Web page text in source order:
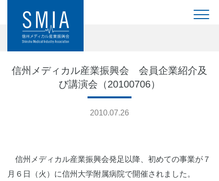
信州メディカル産業振興会 会員企業紹介及
び講演会（20100706）
2010.07.26
信州メディカル産業振興会発足以降、初めての事業が７
月６日（火）に信州大学附属病院で開催されました。